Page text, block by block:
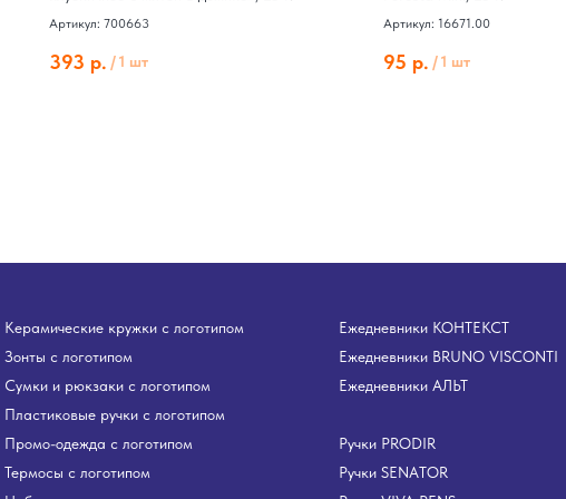
Артикул: 700663
393 р. /1 шт
Артикул: 16671.00
95 р. /1 шт
Керамические кружки с логотипом
Зонты с логотипом
Сумки и рюкзаки с логотипом
Пластиковые ручки с логотипом
Промо-одежда с логотипом
Термосы с логотипом
Ежедневники КОНТЕКСТ
Ежедневники BRUNO VISCONTI
Ежедневники АЛЬТ
Ручки PRODIR
Ручки SENATOR